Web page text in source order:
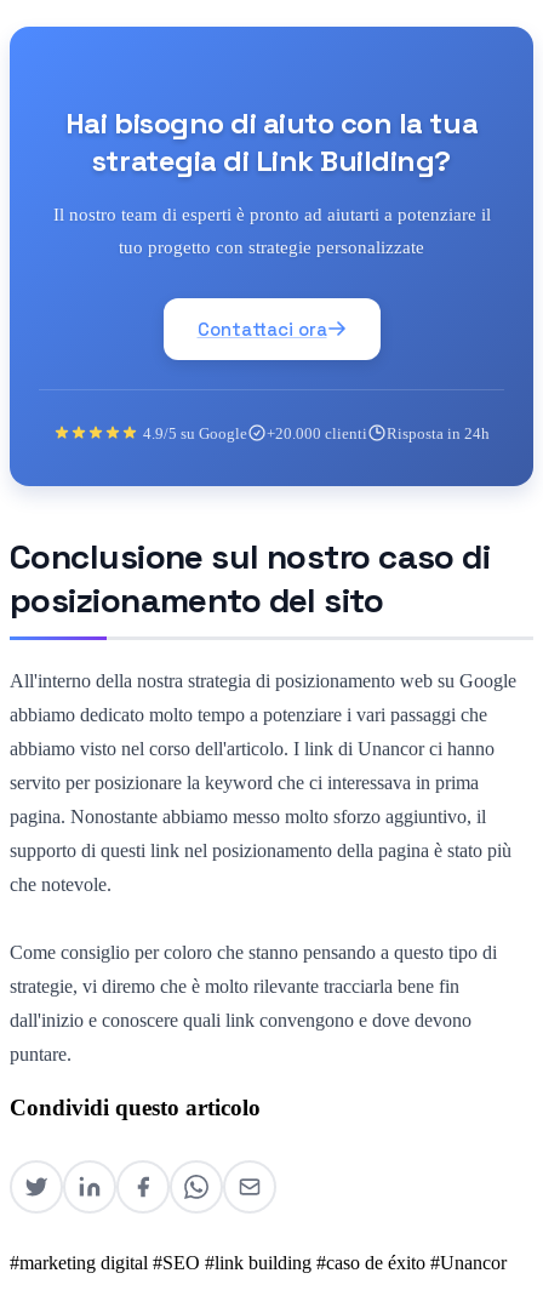
Hai bisogno di aiuto con la tua
strategia di Link Building?
Il nostro team di esperti è pronto ad aiutarti a potenziare il
tuo progetto con strategie personalizzate
Contattaci ora
4.9/5 su Google +20.000 clienti Risposta in 24h
Conclusione sul nostro caso di
posizionamento del sito
All'interno della nostra strategia di posizionamento web su Google
abbiamo dedicato molto tempo a potenziare i vari passaggi che
abbiamo visto nel corso dell'articolo. I link di Unancor ci hanno
servito per posizionare la keyword che ci interessava in prima
pagina. Nonostante abbiamo messo molto sforzo aggiuntivo, il
supporto di questi link nel posizionamento della pagina è stato più
che notevole.
Come consiglio per coloro che stanno pensando a questo tipo di
strategie, vi diremo che è molto rilevante tracciarla bene fin
dall'inizio e conoscere quali link convengono e dove devono
puntare.
Condividi questo articolo
#marketing digital #SEO #link building #caso de éxito #Unancor